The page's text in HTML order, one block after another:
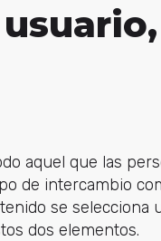
aquel que las
de intercambio
se selecciona
dos elementos.